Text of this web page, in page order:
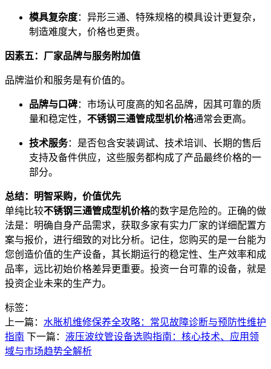
模具复杂度：异形三通、特殊规格的模具设计更复杂，
制造难度大，价格也更贵。
因素五：厂家品牌与服务附加值
品牌溢价和服务是有价值的。
品牌与口碑：市场认可度高的知名品牌，因其可靠的质
量和稳定性， 不锈钢三通管成型机价格通常会更高。
技术服务：是否包含安装调试、技术培训、长期的售后
支持及备件供应，这些服务都构成了产品最终价格的一
部分。
总结：明智采购，价值优先
单纯比较不锈钢三通管成型机价格的数字是危险的。正确的做
法是：明确自身产品需求，获取多家有实力厂家的详细配置方
案与报价，进行细致的对比分析。记住，您购买的是一台能为
您创造价值的生产设备，其长期运行的稳定性、生产效率和成
品率，远比初始价格差异更重要。投资一台可靠的设备，就是
投资企业未来的生产力。
标签：
上一篇： 水胀机维修保养全攻略：常见故障诊断与预防性维护
指南 下一篇： 液压波纹管设备选购指南：核心技术、应用领
域与市场趋势全解析